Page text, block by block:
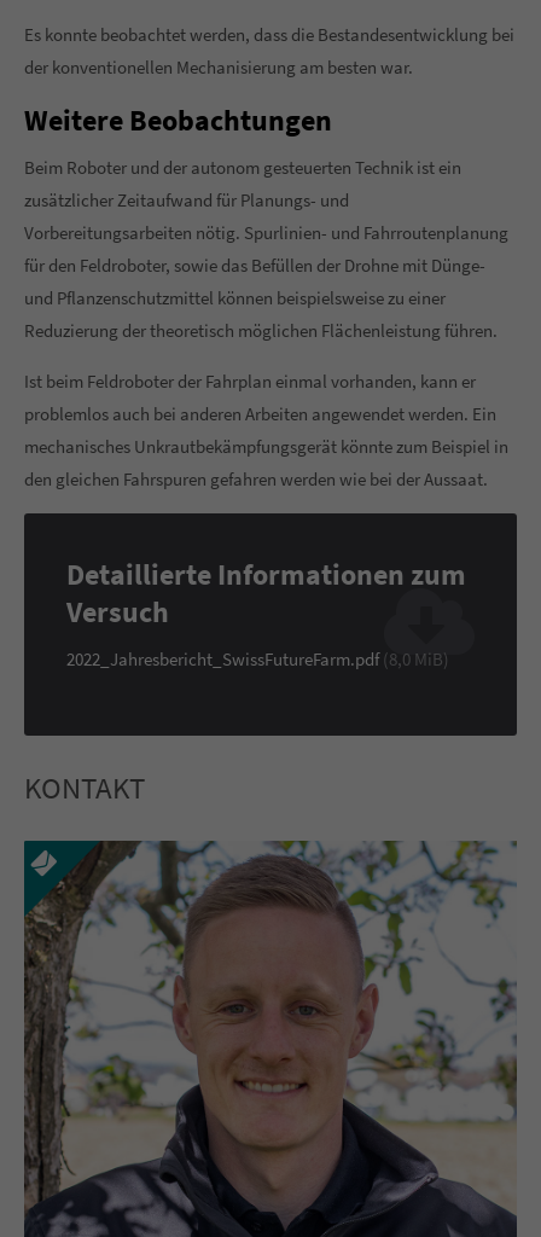
Es konnte beobachtet werden, dass die Bestandesentwicklung bei
der konventionellen Mechanisierung am besten war.
Weitere Beobachtungen
Beim Roboter und der autonom gesteuerten Technik ist ein
zusätzlicher Zeitaufwand für Planungs- und
Vorbereitungsarbeiten nötig. Spurlinien- und Fahrroutenplanung
für den Feldroboter, sowie das Befüllen der Drohne mit Dünge-
und Pflanzenschutzmittel können beispielsweisezu einer
Reduzierung der theoretisch möglichen Flächenleistung führen.
Ist beim Feldroboter der Fahrplan einmal vorhanden, kann er
problemlos auch bei anderen Arbeiten angewendet werden. Ein
mechanisches Unkrautbekämpfungsgerät könnte zum Beispiel in
den gleichen Fahrspuren gefahren werden wie bei der Aussaat.
Detaillierte Informationen zum
Versuch
2022_Jahresbericht_SwissFutureFarm.pdf(8,0 MiB)
KONTAKT